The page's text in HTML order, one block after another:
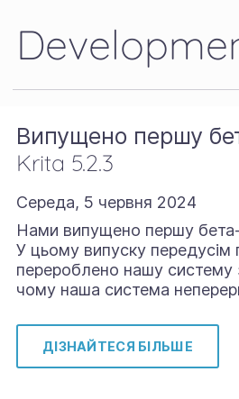
Випущено першу
Krita 5.2.3
Середа, 5 червня 2024
Нами випущено першу
У цьому випуску передусім
перероблено нашу систему
чому наша система
ДІЗНАЙТЕСЯ БІЛЬШЕ